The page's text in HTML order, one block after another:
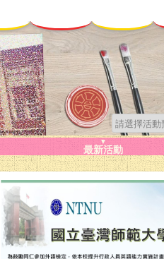
▼
最新活動